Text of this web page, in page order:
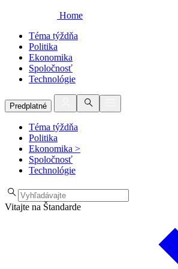
Home
Téma týždňa
Politika
Ekonomika
Spoločnosť
Technológie
Predplatné
Téma týždňa
Politika
Ekonomika >
Spoločnosť
Technológie
Vitajte na Štandarde